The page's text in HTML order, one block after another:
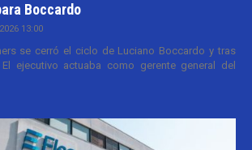
Boccardo
13:00
se cerró el ciclo de Luciano Boccardo y tras
ejecutivo actuaba como gerente general del